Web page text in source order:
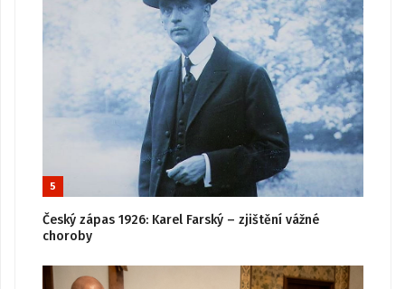
5
Český zápas 1926: Karel Farský – zjištění vážné
choroby